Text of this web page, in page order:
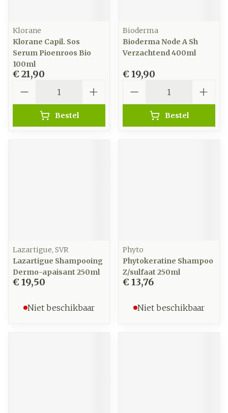
Klorane
Klorane Capil. Sos
Serum Pioenroos Bio
100ml
€ 21,90
Bestel
Bioderma
Bioderma Node A Sh
Verzachtend 400ml
€ 19,90
Bestel
Lazartigue, SVR
Lazartigue Shampooing
Dermo-apaisant 250ml
€ 19,50
Niet beschikbaar
Phyto
Phytokeratine Shampoo
Z/sulfaat 250ml
€ 13,76
Niet beschikbaar